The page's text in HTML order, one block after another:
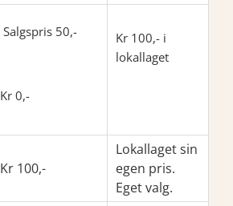
Salgspris 50,-
Kr 0,-
Kr 100,- i
lokallaget
Kr 100,-
Lokallaget sin
egen pris.
Eget valg.